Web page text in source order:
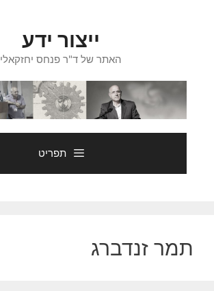
ייצור ידע
האתר של ד"ר פנחס יחזקאלי
תפריט
תמר זנדברג